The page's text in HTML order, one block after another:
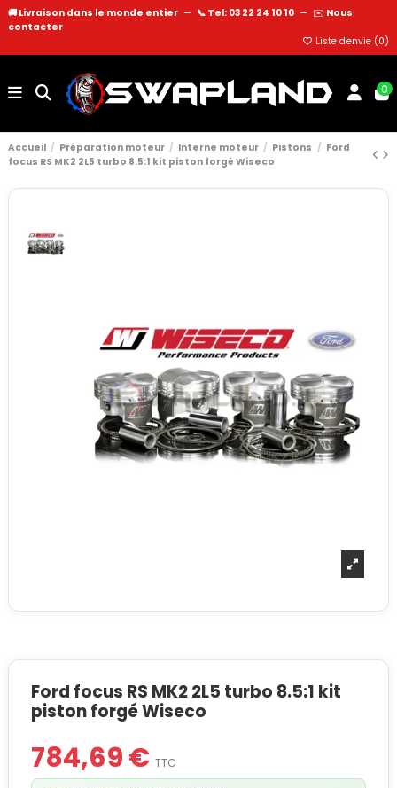
🚚 Livraison dans le monde entier — 📞 Tel: 03 22 24 10 10 — ✉️ Nous
contacter
Liste d'envie (0)
0
Accueil Préparation moteur Interne moteur Pistons
Ford
focus RS MK2 2L5 turbo 8.5:1 kit piston forgé Wiseco
Ford focus RS MK2 2L5 turbo 8.5:1 kit
piston forgé Wiseco
784,69 € TTC